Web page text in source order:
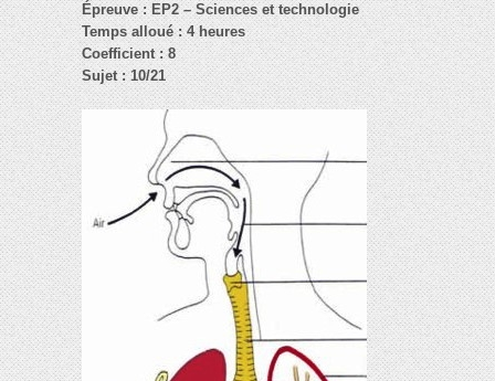
Épreuve : EP2 – Sciences et technologie
Temps alloué : 4 heures
Coefficient : 8
Sujet : 10/21